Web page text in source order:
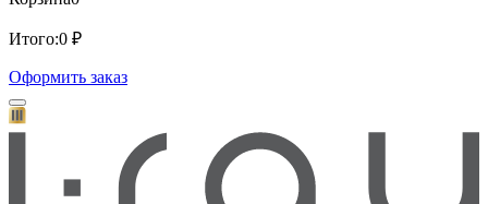
Итого:0 ₽
Оформить заказ